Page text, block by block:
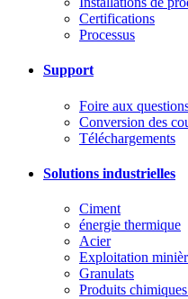
Certifications
Processus
Support
Foire aux
Conversion des
Téléchargements
Solutions industrielles
Ciment
énergie thermique
Acier
Exploitation
Granulats
Produits